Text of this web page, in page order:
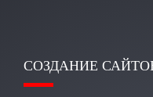
СОЗДАНИЕ